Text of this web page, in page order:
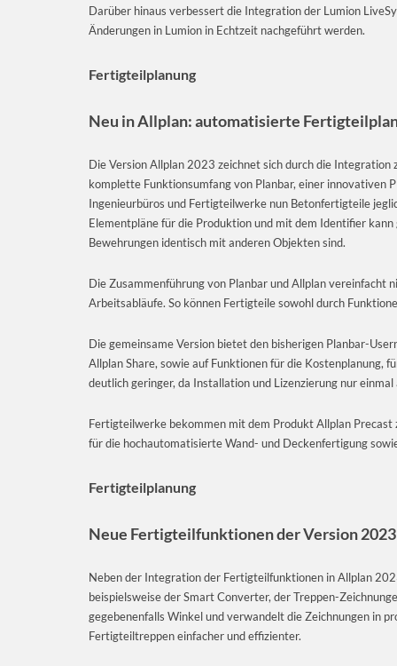
Darüber hinaus verbessert die Integration der Lumion
Änderungen in Lumion in Echtzeit nachgeführt werden.
Fertigteilplanung
Neu in Allplan: automatisierte
Die Version Allplan 2023 zeichnet sich durch die
komplette Funktionsumfang von Planbar, einer innovativen
Ingenieurbüros und Fertigteilwerke nun Betonfertigteile
Elementpläne für die Produktion und mit dem Identifier
Bewehrungen identisch mit anderen Objekten sind.
Die Zusammenführung von Planbar und Allplan vereinfacht
Arbeitsabläufe. So können Fertigteile sowohl durch
Die gemeinsame Version bietet den bisherigen Planbar-
Allplan Share, sowie auf Funktionen für die
deutlich geringer, da Installation und Lizenzierung nur einmal
Fertigteilwerke bekommen mit dem Produkt Allplan
für die hochautomatisierte Wand- und Deckenfertigung
Fertigteilplanung
Neue Fertigteilfunktionen der Version 2023
Neben der Integration der Fertigteilfunktionen in Allplan
beispielsweise der Smart Converter, der Treppen-
gegebenenfalls Winkel und verwandelt die Zeichnungen in
Fertigteiltreppen einfacher und effizienter.